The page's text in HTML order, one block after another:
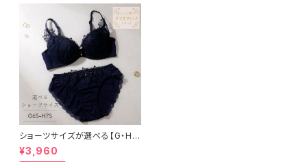
ショーツサイズが選べる【G・H】
フラワーアップリケ ブラ＆ショー
ツセット
¥3,960